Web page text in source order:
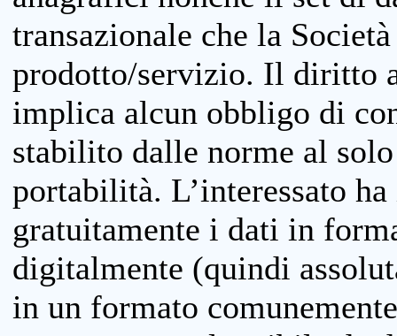
transazionale che la
prodotto/servizio. Il diritto
implica alcun obbligo di
stabilito dalle norme al
portabilità. L’interessato
gratuitamente i dati in
digitalmente (quindi
in un formato